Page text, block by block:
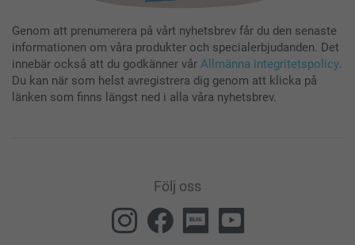
Genom att prenumerera på vårt nyhetsbrev får du den senaste
informationen om våra produkter och specialerbjudanden. Det
innebär också att du godkänner vår Allmänna integritetspolicy.
Du kan när som helst avregistrera dig genom att klicka på
länken som finns längst ned i alla våra nyhetsbrev.
Följ oss